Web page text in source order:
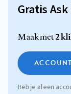
Gratis
Maak met2
Heb je al een